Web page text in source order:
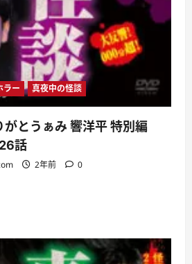
ラー 真夜中の怪談
がとうぁみ 響洋平 特別編
話
2年前 0